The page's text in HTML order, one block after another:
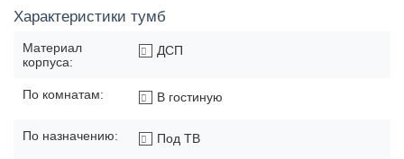
Характеристики тумб
Материал
корпуса:
ДСП
По комнатам: В гостиную
По назначению: Под ТВ